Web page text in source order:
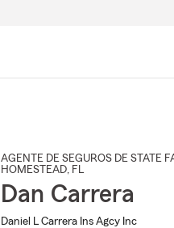
AGENTE DE SEGUROS DE STATE
HOMESTEAD, FL
Dan Carrera
Daniel L Carrera Ins Agcy Inc